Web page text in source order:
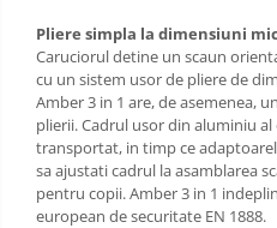
Pliere simpla la dimensiuni
Caruciorul detine un scaun
cu un sistem usor de pliere de
Amber 3 in 1 are, de asemenea,
plierii. Cadrul usor din aluminiu
transportat, in timp ce
sa ajustati cadrul la asamblarea
pentru copii. Amber 3 in 1
european de securitate EN 1888.